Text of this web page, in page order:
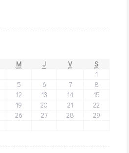
M J V
S
1
5 6 7
8
12 13 14
15
19 20 21
22
26 27 28
29